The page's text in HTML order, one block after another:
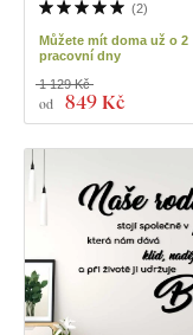
(2)
Můžete mít doma už o 2
pracovní dny
od 849 Kč
1 129 Kč